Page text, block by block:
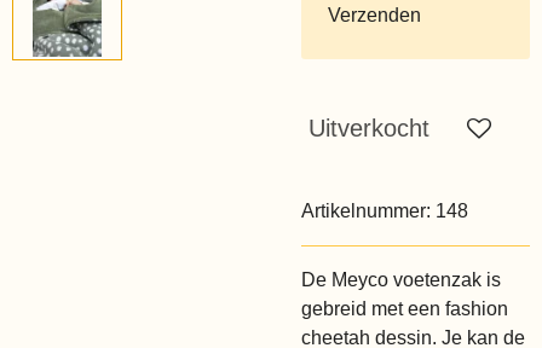
Verzenden
Uitverkocht
Artikelnummer: 148
De Meyco voetenzak is
gebreid met een fashion
cheetah dessin. Je kan de